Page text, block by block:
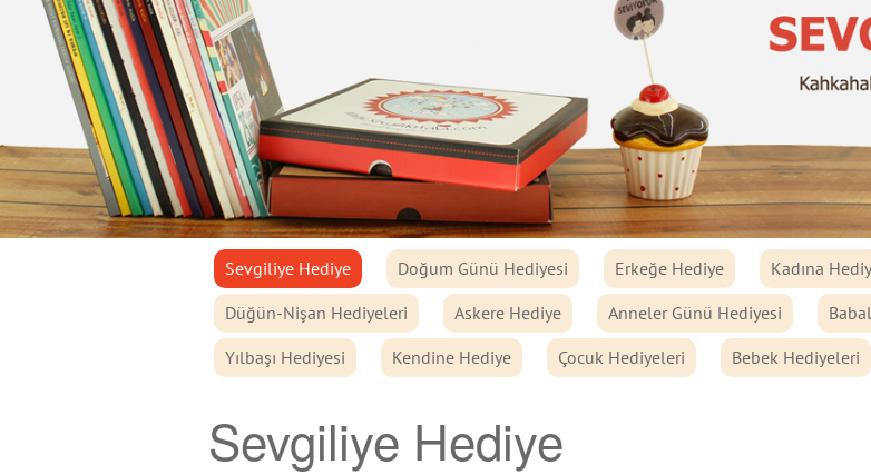
Sevgiliye Hediye Doğum Günü Hediyesi Erkeğe Hediye Kadına
Düğün-Nişan Hediyeleri
Askere Hediye Anneler Günü Hediyesi
Yılbaşı Hediyesi
Kendine Hediye Çocuk Hediyeleri Bebek Hediyeleri
Sevgiliye Hediye